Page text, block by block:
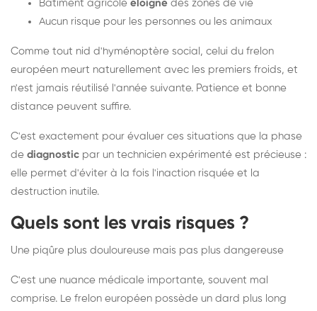
Bâtiment agricole éloigné des zones de vie
Aucun risque pour les personnes ou les animaux
Comme tout nid d'hyménoptère social, celui du frelon
européen meurt naturellement avec les premiers froids, et
n'est jamais réutilisé l'année suivante. Patience et bonne
distance peuvent suffire.
C'est exactement pour évaluer ces situations que la phase
de diagnostic par un technicien expérimenté est précieuse :
elle permet d'éviter à la fois l'inaction risquée et la
destruction inutile.
Quels sont les vrais risques ?
Une piqûre plus douloureuse mais pas plus dangereuse
C'est une nuance médicale importante, souvent mal
comprise. Le frelon européen possède un dard plus long